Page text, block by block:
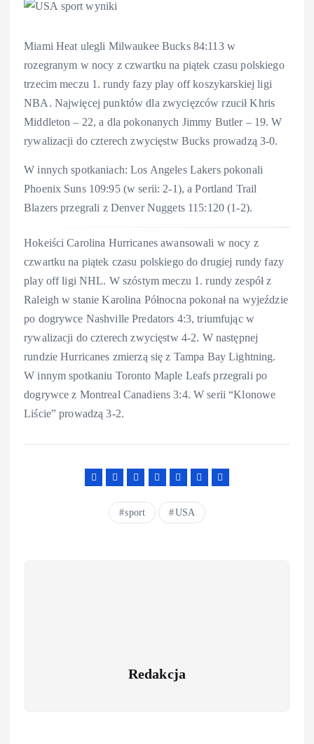
Miami Heat ulegli Milwaukee Bucks 84:113 w
rozegranym w nocy z czwartku na piątek czasu polskiego
trzecim meczu 1. rundy fazy play off koszykarskiej ligi
NBA. Najwięcej punktów dla zwycięzców rzucił Khris
Middleton – 22, a dla pokonanych Jimmy Butler – 19. W
rywalizacji do czterech zwycięstw Bucks prowadzą 3-0.
W innych spotkaniach: Los Angeles Lakers pokonali
Phoenix Suns 109:95 (w serii: 2-1), a Portland Trail
Blazers przegrali z Denver Nuggets 115:120 (1-2).
Hokeiści Carolina Hurricanes awansowali w nocy z
czwartku na piątek czasu polskiego do drugiej rundy fazy
play off ligi NHL. W szóstym meczu 1. rundy zespół z
Raleigh w stanie Karolina Północna pokonał na wyjeździe
po dogrywce Nashville Predators 4:3, triumfując w
rywalizacji do czterech zwycięstw 4-2. W następnej
rundzie Hurricanes zmierzą się z Tampa Bay Lightning.
W innym spotkaniu Toronto Maple Leafs przegrali po
dogrywce z Montreal Canadiens 3:4. W serii “Klonowe
Liście” prowadzą 3-2.
sport USA
Redakcja